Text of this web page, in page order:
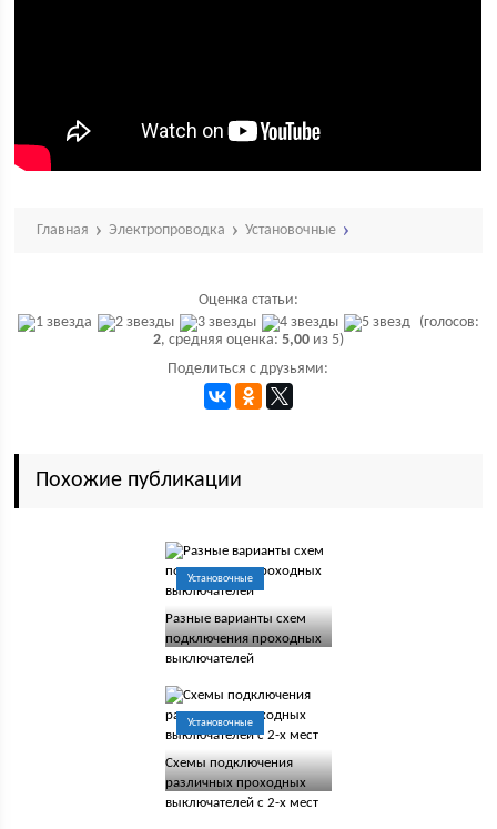
Главная Электропроводка Установочные
Оценка статьи:
(голосов:
2, средняя оценка: 5,00из 5)
Поделиться с друзьями:
Похожие публикации
Установочные
Разные варианты схем
подключения проходных
выключателей
Установочные
Схемы подключения
различных проходных
выключателей с 2-х мест